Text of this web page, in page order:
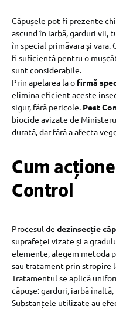
Căpușele pot fi prezente
ascund în iarbă, garduri vii,
în special primăvara și
fi suficientă pentru o
sunt considerabile.
Prin apelarea la o firmă
elimina eficient aceste
sigur, fără pericole. Pest
biocide avizate de
durată, dar fără a afecta
Cum
Control
Procesul de dezinsecție
suprafeței vizate și a
elemente, alegem metoda
sau tratament prin stropire
Tratamentul se aplică
căpușe: garduri, iarbă
Substanțele utilizate au